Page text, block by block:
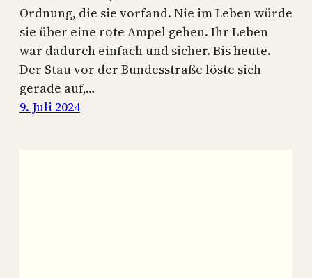
Ordnung, die sie vorfand. Nie im Leben würde
sie über eine rote Ampel gehen. Ihr Leben
war dadurch einfach und sicher. Bis heute.
Der Stau vor der Bundesstraße löste sich
gerade auf,…
9. Juli 2024